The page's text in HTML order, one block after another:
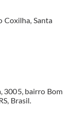
Coxilha, Santa
3005, bairro Bom
Brasil.